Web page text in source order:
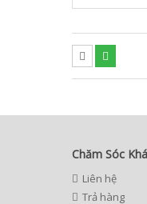
Chăm Sóc
Liên hệ
Trả hàng